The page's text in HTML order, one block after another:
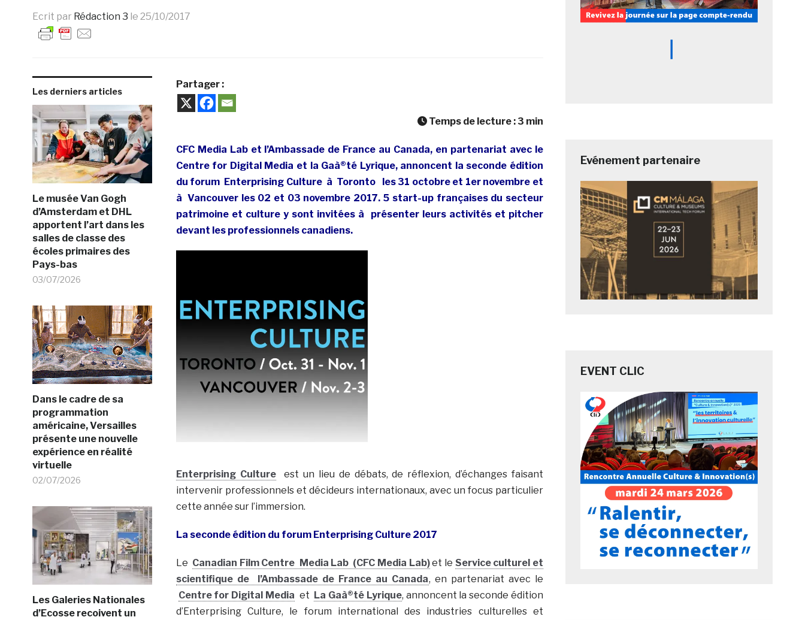
Ecrit par Rédaction 3 le 25/10/2017
Les derniers articles
Le musée Van Gogh
d’Amsterdam et DHL
apportent l’art dans les
salles de classe des
écoles primaires des
Pays-bas
03/07/2026
Dans le cadre de sa
programmation
américaine, Versailles
présente une nouvelle
expérience en réalité
virtuelle
02/07/2026
Les Galeries Nationales
d’Ecosse recoivent un
Partager :
Temps de lecture : 3 min
CFC Media Lab et l’Ambassade de France au Canada, en partenariat avec le
Centre for Digital Media et la Gaà®té Lyrique, annoncent la seconde édition
du forum Enterprising Culture à Toronto les 31 octobre et 1er novembre et
à Vancouver les 02 et 03 novembre 2017. 5 start-up françaises du secteur
patrimoine et culture y sont invitées à présenter leurs activités et pitcher
devant les professionnels canadiens.
Enterprising Cultureest un lieu de débats, de réflexion, d’échanges faisant
intervenir professionnels et décideurs internationaux, avec un focus particulier
cette année sur l’immersion.
La seconde édition du forum Enterprising Culture 2017
Le Canadian Film Centre Media Lab (CFC Media Lab)et le Service culturel et
scientifique de l’Ambassade de France au Canada, en partenariat avec le
Centre for Digital Media et La Gaà®té Lyrique, annoncent la seconde édition
d’Enterprising Culture, le forum international des industries culturelles et
Evénement partenaire
EVENT CLIC